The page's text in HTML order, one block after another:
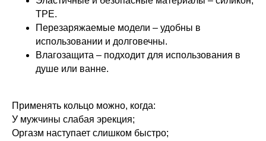
TPE.
Перезаряжаемые модели – удобны в
использовании и долговечны.
Влагозащита – подходит для использования в
душе или ванне.
Применять кольцо можно, когда:
У мужчины слабая эрекция;
Оргазм наступает слишком быстро;